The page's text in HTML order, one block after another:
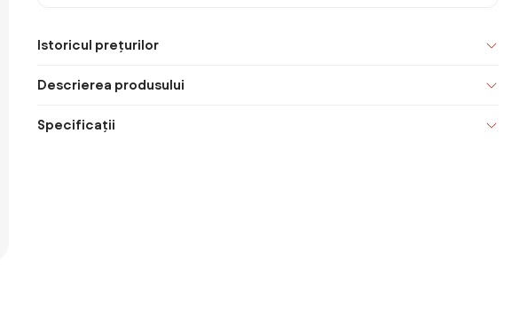
Istoricul prețurilor
Descrierea produsului
Specificații